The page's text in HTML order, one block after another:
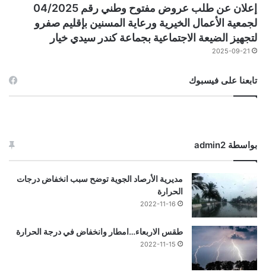
إعلان عن طلب عروض مفتوح وطني رقم 04/2025
لجمعية الأعمال الخيرية ورعاية المسنين بإقليم صفرو
لتجهيز الضيعة الاجتماعية بجماعة كندر سيدي خيار
2025-09-21
تابعنا على فيسبوك
بواسطة admin2
مديرية الأرصاد الجوية توضح سبب انخفاض درجات
الحرارة
2022-11-16
طقس الاربعاء…امطار وانخفاض في درجة الحرارة
2022-11-15